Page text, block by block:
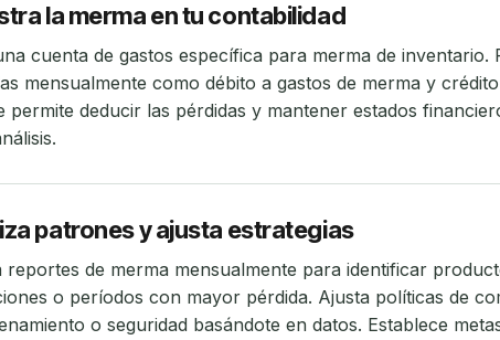
la merma en tu contabilidad
cuenta de gastos específica para merma de inventario.
mensualmente como débito a gastos de merma y
permite deducir las pérdidas y mantener estados
patrones y ajusta estrategias
reportes de merma mensualmente para identificar
o períodos con mayor pérdida. Ajusta políticas de
o seguridad basándote en datos. Establece